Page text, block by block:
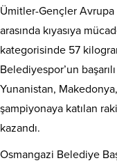
Ümitler-Gençler Avrupa
arasında kıyasıya
kategorisinde 57
Belediyespor’un
Yunanistan,
şampiyonaya katılan
kazandı.
Osmangazi Belediye